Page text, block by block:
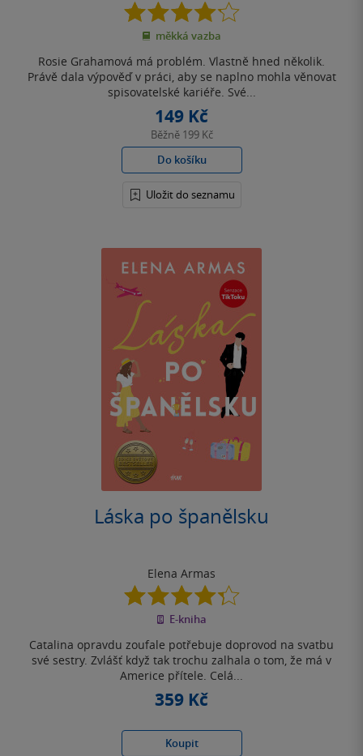
4.2
z
5
měkká vazba
Rosie Grahamová má problém. Vlastně hned několik.
Právě dala výpověď v práci, aby se naplno mohla věnovat
spisovatelské kariéře. Své...
149 Kč
Běžně 199 Kč
Do košíku
Uložit do seznamu
Láska po španělsku
Elena Armas
4.3
z
5
E-kniha
Catalina opravdu zoufale potřebuje doprovod na svatbu
své sestry. Zvlášť když tak trochu zalhala o tom, že má v
Americe přítele. Celá...
359 Kč
Koupit